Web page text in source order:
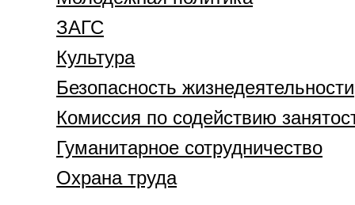
ЗАГС
Культура
Безопасность жизнедеятельности
Комиссия по содействию
Гуманитарное сотрудничество
Охрана труда